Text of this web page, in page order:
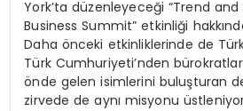
York’ta düzenleyeceği “Trend
Business Summit” etkinliği
Daha önceki etkinliklerinde de Türk
Türk Cumhuriyeti’nden bürokratlar
önde gelen isimlerini buluşturan
zirvede de aynı misyonu